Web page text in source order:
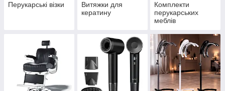
Перукарські візки
Витяжки для
кератину
Комплекти
перукарських
меблів